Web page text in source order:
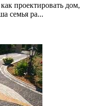
проектировать дом,
семья ра...